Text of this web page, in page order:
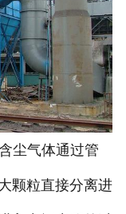
尘气体通过管
颗粒直接分离进